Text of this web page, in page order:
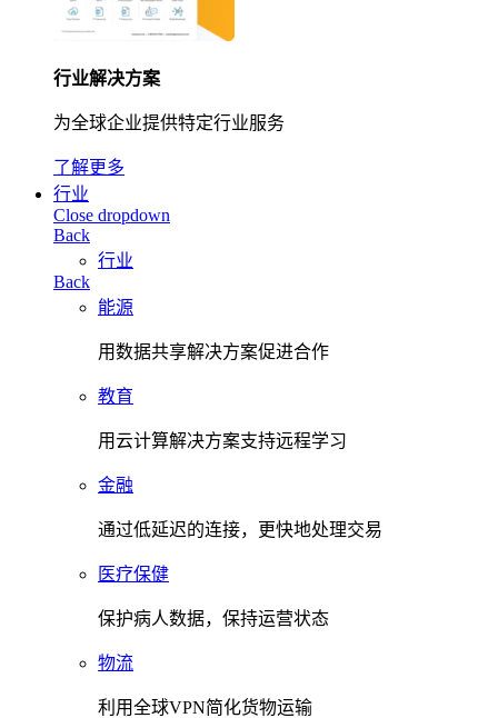
行业解决方案
为全球企业提供特定行业服务
了解更多
行业
Close dropdown
Back
行业
Back
能源
用数据共享解决方案促进合作
教育
用云计算解决方案支持远程学习
金融
通过低延迟的连接，更快地处理交易
医疗保健
保护病人数据，保持运营状态
物流
利用全球VPN简化货物运输